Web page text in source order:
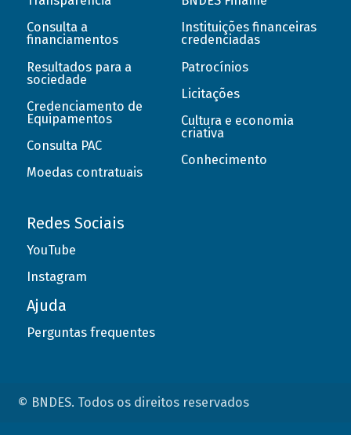
Consulta a
financiamentos
Resultados para a
sociedade
Credenciamento de
Equipamentos
Consulta PAC
Moedas contratuais
Instituições financeiras
credenciadas
Patrocínios
Licitações
Cultura e economia
criativa
Conhecimento
Redes Sociais
YouTube
Instagram
Ajuda
Perguntas frequentes
© BNDES. Todos os direitos reservados